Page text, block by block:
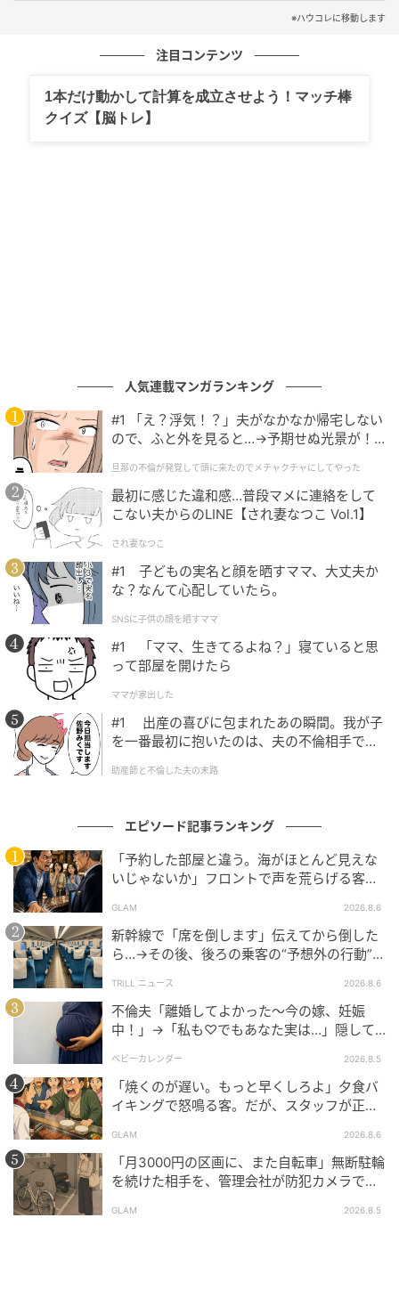
入らなかったと言われたら、と身構えながら、画面の
端の既読の表示を見つめていました。
きました。色が変わっていた理由を、責めなくてよか
ったと思います。
（20代女性・会社員）
本記事は、ハウコレ読者への独自アンケートに寄せら
れた実体験をもとに制作していますが、個人が特定さ
れないよう、一部設定を変更しています。
（ハウコレ編集部）
次の記事
「文字だけじゃ気持ちは伝わらない」が口癖
の彼に反論→翌日、スクロールが止まらない
長文が届いて
※ハウコレに移動します
注目コンテンツ
1本だけ動かして計算を成立させよう！マッチ棒
クイズ【脳トレ】
人気連載マンガランキング
#1 「え？浮気！？」夫がなかなか帰宅しない
ので、ふと外を見ると…→予期せぬ光景が！
クチャにしてやった
旦那の不倫が発覚して頭に来たのでメチャクチャにしてやった
最初に感じた違和感…普段マメに連絡をして
こない夫からのLINE【され妻なつこ Vol.1】
され妻なつこ
#1 子どもの実名と顔を晒すママ、大丈夫か
な？なんて心配していたら。
SNSに子供の顔を晒すママ
#1 「ママ、生きてるよね？」寝ていると思
って部屋を開けたら
ママが家出した
#1 出産の喜びに包まれたあの瞬間。我が子
を一番最初に抱いたのは、夫の不倫相手でし
助産師と不倫した夫の末路
エピソード記事ランキング
「予約した部屋と違う。海がほとんど見えな
いじゃないか」フロントで声を荒らげる客。
GLAM 2026.8.6
新幹線で「席を倒します」伝えてから倒した
ら…→その後、後ろの乗客の“予想外の行動”に
TRILL ニュース 2026.8.6
不倫夫「離婚してよかった〜今の嫁、妊娠
中！」→「私も♡でもあなた実は…」隠して
ベビーカレンダー 2026.8.5
「焼くのが遅い。もっと早くしろよ」夕食バ
イキングで怒鳴る客。だが、スタッフが正論
GLAM 2026.8.6
「月3000円の区画に、また自転車」無断駐輪
を続けた相手を、管理会社が防犯カメラで特
GLAM 2026.8.5